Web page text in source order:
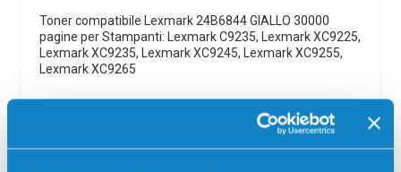
Toner compatibile Lexmark 24B6844 GIALLO 30000
pagine per Stampanti: Lexmark C9235, Lexmark XC9225,
Lexmark XC9235, Lexmark XC9245, Lexmark XC9255,
Lexmark XC9265